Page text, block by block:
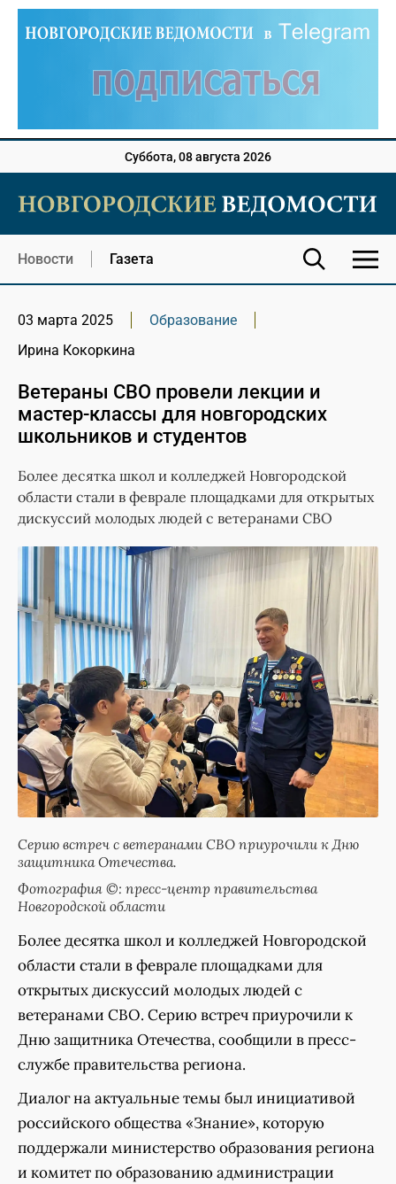
Суббота, 08 августа 2026
Новости Газета
03 марта 2025
Образование
Ирина Кокоркина
Ветераны СВО провели лекции и
мастер-классы для новгородских
школьников и студентов
Более десятка школ и колледжей Новгородской
области стали в феврале площадками для открытых
дискуссий молодых людей с ветеранами СВО
Серию встреч с ветеранами СВО приурочили к Дню
защитника Отечества.
Фотография ©: пресс-центр правительства
Новгородской области
Более десятка школ и колледжей Новгородской
области стали в феврале площадками для
открытых дискуссий молодых людей с
ветеранами СВО. Серию встреч приурочили к
Дню защитника Отечества, сообщили в пресс-
службе правительства региона.
Диалог на актуальные темы был инициативой
российского общества «Знание», которую
поддержали министерство образования региона
и комитет по образованию администрации